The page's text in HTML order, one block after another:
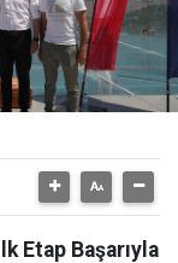
Etap Başarıyla